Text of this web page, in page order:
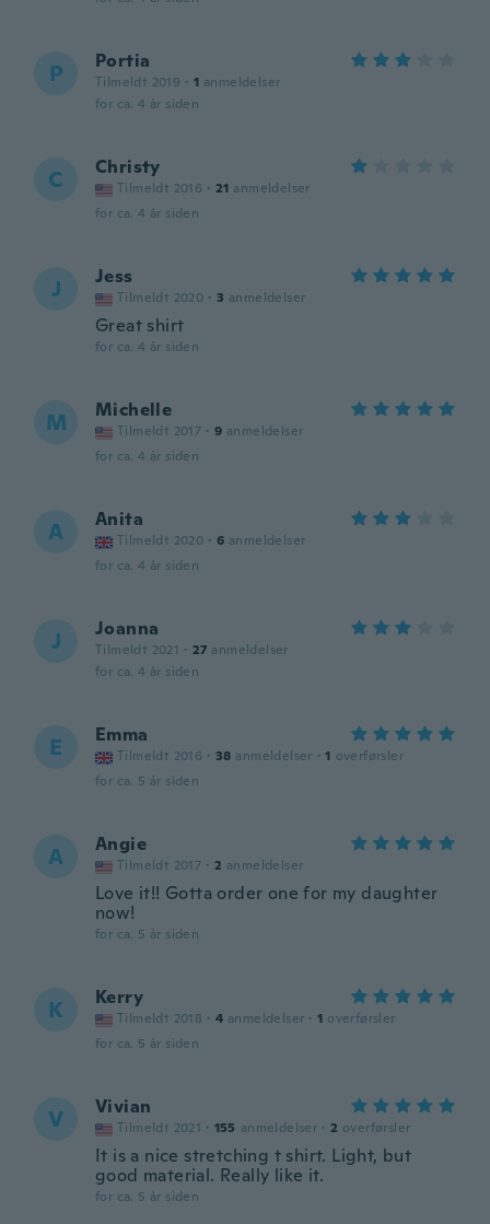
P Portia
Tilmeldt 2019 · 1 anmeldelser
for ca. 4 år siden
C Christy
Tilmeldt 2016 · 21 anmeldelser
for ca. 4 år siden
J Jess
Tilmeldt 2020 · 3 anmeldelser
Great shirt
for ca. 4 år siden
M Michelle
Tilmeldt 2017 · 9 anmeldelser
for ca. 4 år siden
A Anita
Tilmeldt 2020 · 6 anmeldelser
for ca. 4 år siden
J Joanna
Tilmeldt 2021 · 27 anmeldelser
for ca. 4 år siden
E Emma
Tilmeldt 2016 · 38 anmeldelser · 1 overførsler
for ca. 5 år siden
A Angie
Tilmeldt 2017 · 2 anmeldelser
Love it!! Gotta order one for my daughter
now!
for ca. 5 år siden
K Kerry
Tilmeldt 2018 · 4 anmeldelser · 1 overførsler
for ca. 5 år siden
V Vivian
Tilmeldt 2021 · 155 anmeldelser · 2 overførsler
It is a nice stretching t shirt. Light, but
good material. Really like it.
for ca. 5 år siden